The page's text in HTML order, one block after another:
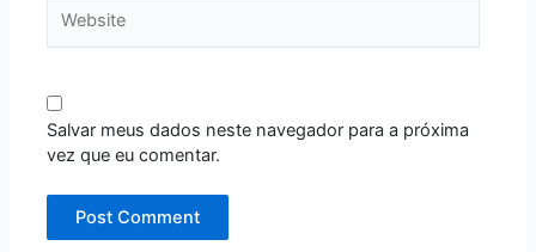
Salvar meus dados neste navegador para a próxima
vez que eu comentar.